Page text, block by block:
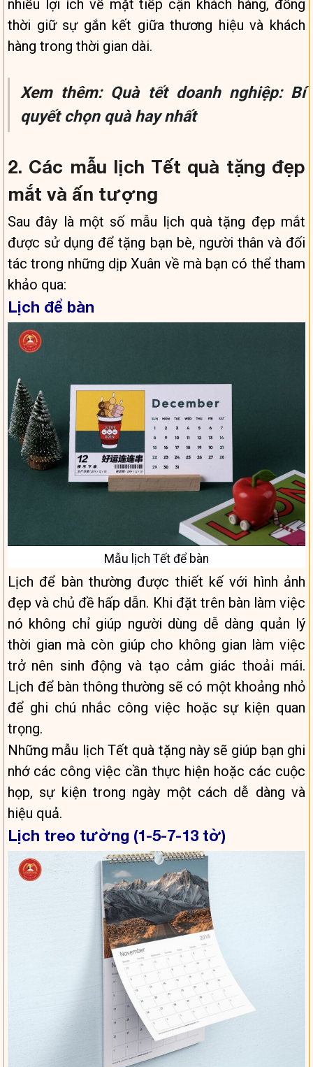
nhiều lợi ích về mặt tiếp cận khách hàng, đồng
thời giữ sự gắn kết giữa thương hiệu và khách
hàng trong thời gian dài.
Xem thêm: Quà tết doanh nghiệp: Bí
quyết chọn quà hay nhất
2. Các mẫu lịch Tết quà tặng đẹp
mắt và ấn tượng
Sau đây là một số mẫu lịch quà tặng đẹp mắt
được sử dụng để tặng bạn bè, người thân và đối
tác trong những dịp Xuân về mà bạn có thể tham
khảo qua:
Lịch để bàn
Mẫu lịch Tết để bàn
Lịch để bàn thường được thiết kế với hình ảnh
đẹp và chủ đề hấp dẫn. Khi đặt trên bàn làm việc
nó không chỉ giúp người dùng dễ dàng quản lý
thời gian mà còn giúp cho không gian làm việc
trở nên sinh động và tạo cảm giác thoải mái.
Lịch để bàn thông thường sẽ có một khoảng nhỏ
để ghi chú nhắc công việc hoặc sự kiện quan
trọng.
Những mẫu lịch Tết quà tặng này sẽ giúp bạn ghi
nhớ các công việc cần thực hiện hoặc các cuộc
họp, sự kiện trong ngày một cách dễ dàng và
hiệu quả.
Lịch treo tường (1-5-7-13 tờ)